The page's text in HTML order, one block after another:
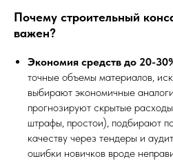
Почему строительный
важен?
Экономия средств до 20-
точные объемы материалов,
выбирают экономичные
прогнозируют скрытые
штрафы, простои), подбирают
качеству через тендеры и
ошибки новичков вроде